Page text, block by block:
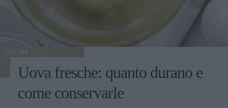
CUCINA
Uova fresche: quanto durano e
come conservarle